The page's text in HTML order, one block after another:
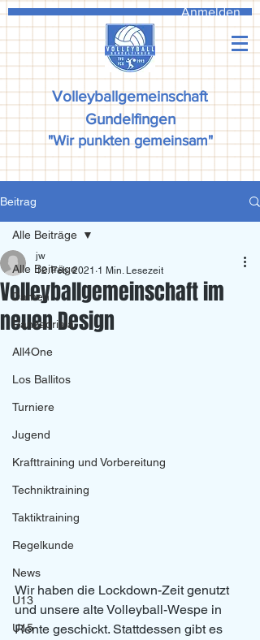
Anmelden
Volleyballgemeinschaft
Gundelfingen
"Wir punkten gemeinsam"
Beitrag
Alle Beiträge
Damen
Ranzadriala
All4One
Los Ballitos
Turniere
Jugend
Krafttraining und Vorbereitung
Techniktraining
Taktiktraining
Regelkunde
News
U13
U15
Alle Beiträge
Volleyballgemeinschaft im
neuen Design
jw
12. Feb. 2021 1 Min. Lesezeit
Wir haben die Lockdown-Zeit genutzt
und unsere alte Volleyball-Wespe in
Rente geschickt. Stattdessen gibt es